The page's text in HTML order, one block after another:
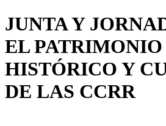
JUNTA Y
EL PATRIMONIO
HISTÓRICO Y
DE LAS CCRR